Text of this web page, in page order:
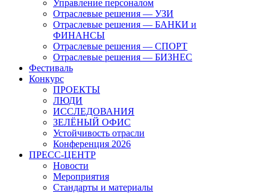
Управление персоналом
Отраслевые решения — УЗИ
Отраслевые решения — БАНКИ и
ФИНАНСЫ
Отраслевые решения — СПОРТ
Отраслевые решения — БИЗНЕС
Фестиваль
Конкурс
ПРОЕКТЫ
ЛЮДИ
ИССЛЕДОВАНИЯ
ЗЕЛЁНЫЙ ОФИС
Устойчивость отрасли
Конференция 2026
ПРЕСС-ЦЕНТР
Новости
Мероприятия
Стандарты и материалы